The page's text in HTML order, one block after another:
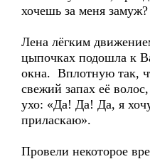
хочешь за меня замуж?
Лена лёгким
цыпочках подошла к
окна. Вплотную так,
свежий запах её
ухо: «Да! Да! Да, я
приласкаю».
Провели некоторое